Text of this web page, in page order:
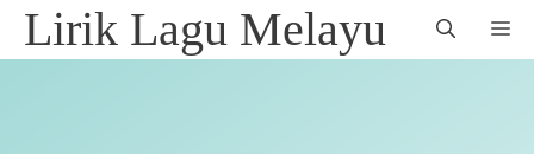
SkipLirik Lagu Melayu